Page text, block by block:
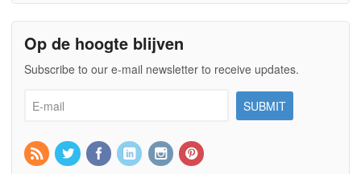
Op de hoogte blijven
Subscribe to our e-mail newsletter to receive updates.